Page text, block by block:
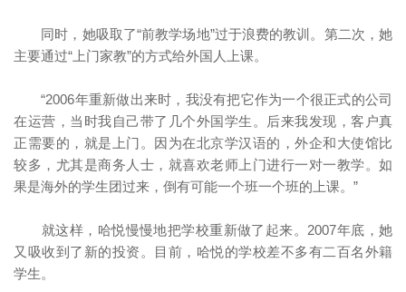
同时，她吸取了“前教学场地”过于浪费的教训。第二次，她
主要通过“上门家教”的方式给外国人上课。
“2006年重新做出来时，我没有把它作为一个很正式的公司
在运营，当时我自己带了几个外国学生。后来我发现，客户真
正需要的，就是上门。因为在北京学汉语的，外企和大使馆比
较多，尤其是商务人士，就喜欢老师上门进行一对一教学。如
果是海外的学生团过来，倒有可能一个班一个班的上课。”
就这样，哈悦慢慢地把学校重新做了起来。2007年底，她
又吸收到了新的投资。目前，哈悦的学校差不多有二百名外籍
学生。